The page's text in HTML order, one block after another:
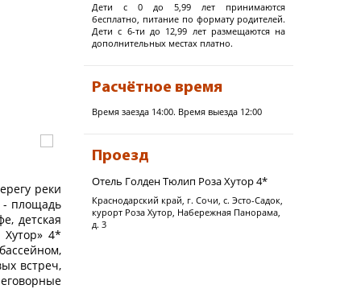
реки
- площадь
детская
4*
встреч,
Дети с 0 до 5,99 лет принимаются
бесплатно, питание по формату родителей.
Дети с 6-ти до 12,99 лет размещаются на
дополнительных местах платно.
Расчётное время
Время заезда 14:00. Время выезда 12:00
Проезд
Отель Голден Тюлип Роза Хутор 4*
Краснодарский край, г. Сочи, с. Эсто-Садок,
курорт Роза Хутор, Набережная Панорама,
д. 3